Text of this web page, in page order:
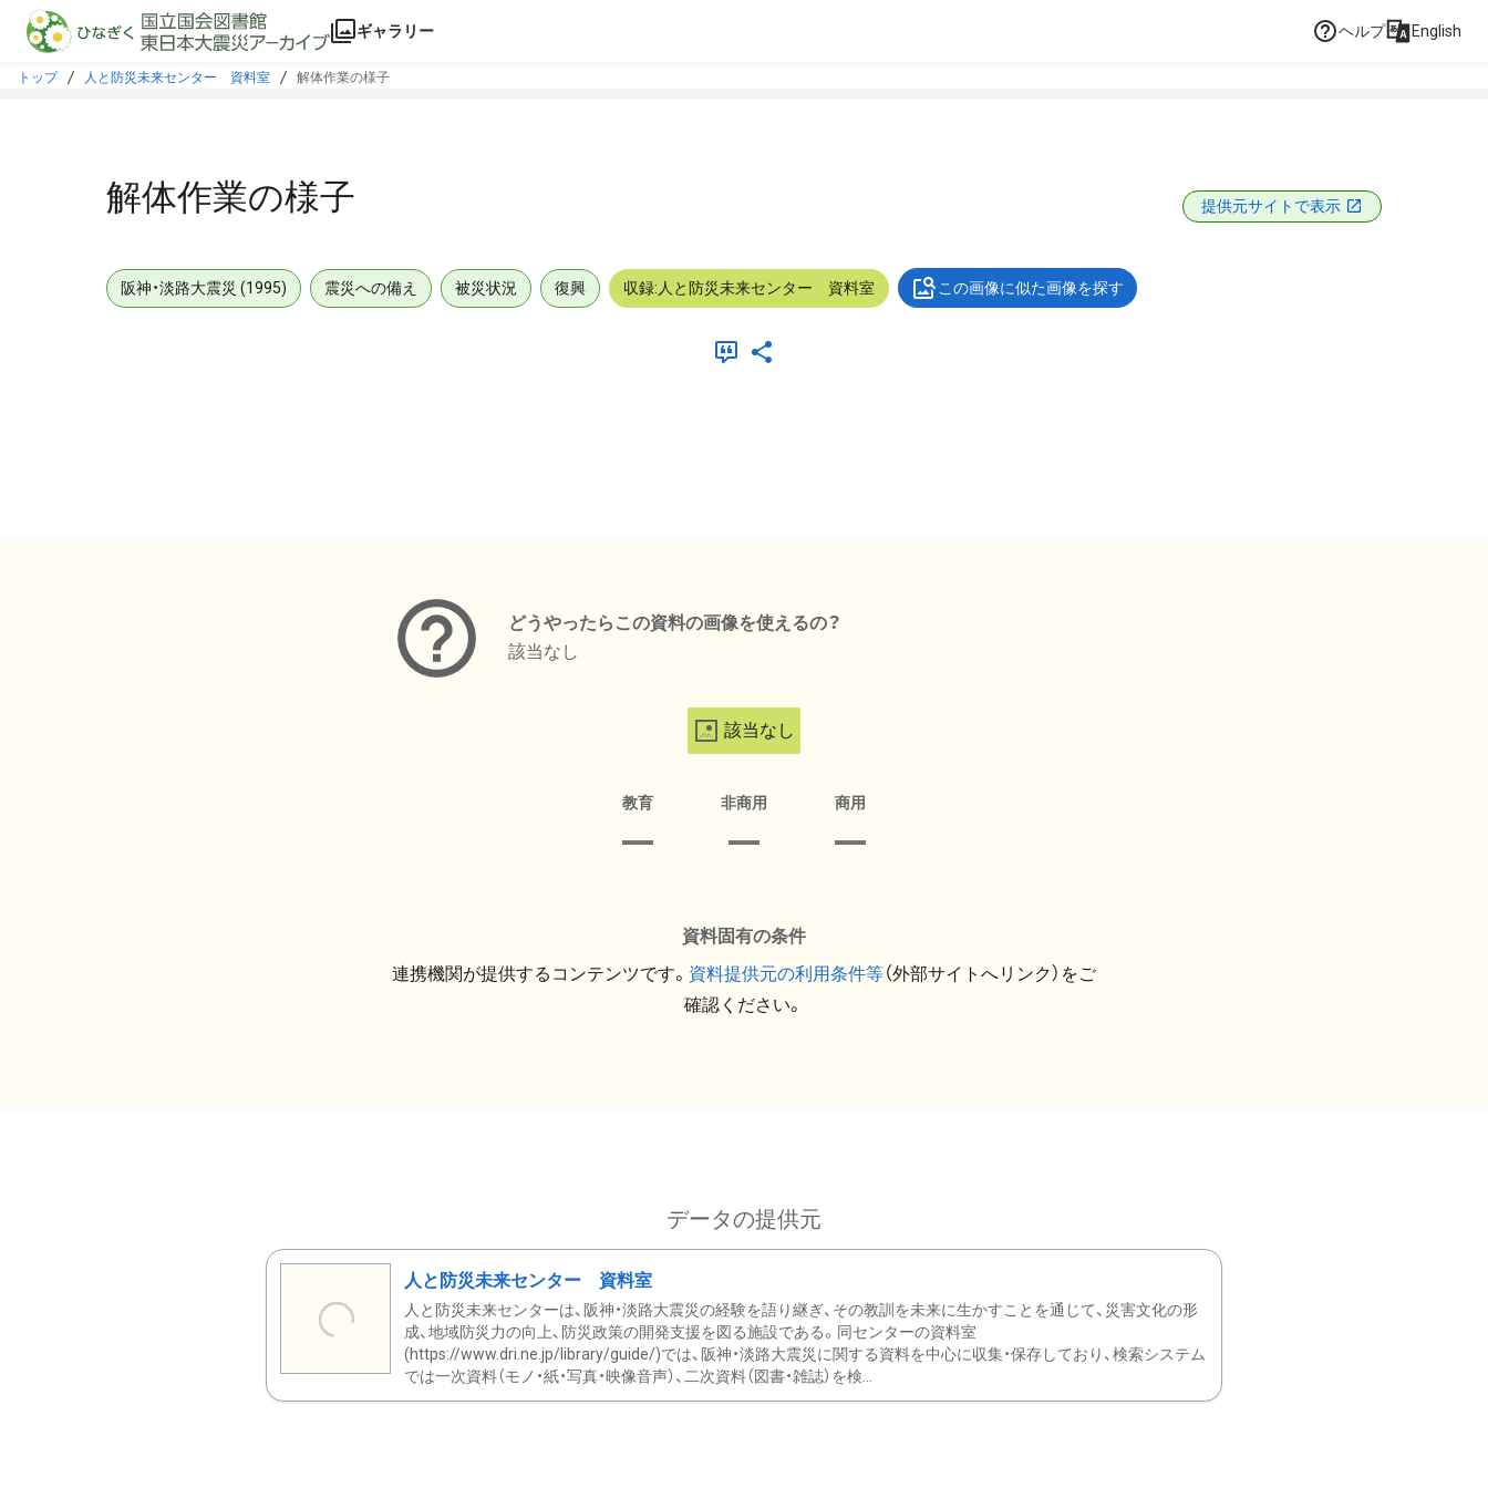
本文に飛ぶ
ギャラリー ヘルプ English
トップ 人と防災未来センター 資料室 解体作業の様子
解体作業の様子 提供元サイトで表示
阪神・淡路大震災 (1995) 震災への備え 被災状況 復興 収録:人と防災未来センター 資料室 この画像に似た画像を探す
どうやったらこの資料の画像を使えるの？
該当なし
該当なし
教育 非商用 商用
資料固有の条件
連携機関が提供するコンテンツです。 資料提供元の利用条件等（外部サイトへリンク）をご
確認ください。
データの提供元
人と防災未来センター 資料室
人と防災未来センターは、阪神・淡路大震災の経験を語り継ぎ、その教訓を未来に生かすことを通じて、災害文化の形
成、地域防災力の向上、防災政策の開発支援を図る施設である。同センターの資料室
(https://www.dri.ne.jp/library/guide/)では、阪神・淡路大震災に関する資料を中心に収集・保存しており、検索システム
では一次資料（モノ・紙・写真・映像音声）、二次資料（図書・雑誌）を検...